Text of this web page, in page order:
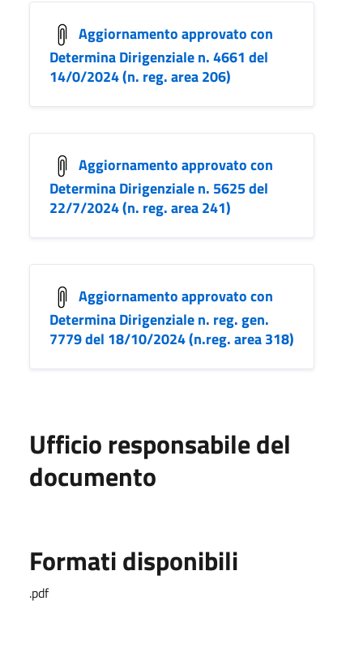
Aggiornamento approvato con
Determina Dirigenziale n. 4661 del
14/0/2024 (n. reg. area 206)
Aggiornamento approvato con
Determina Dirigenziale n. 5625 del
22/7/2024 (n. reg. area 241)
Aggiornamento approvato con
Determina Dirigenziale n. reg. gen.
7779 del 18/10/2024 (n.reg. area 318)
Ufficio responsabile del
documento
Formati disponibili
.pdf